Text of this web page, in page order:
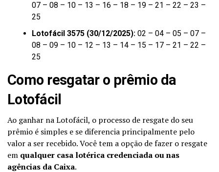
07 – 08 – 10 – 13 – 16 – 18 – 19 – 21 – 22 – 23 –
25
Lotofácil 3575 (30/12/2025): 02 – 04 – 05 – 07 –
08 – 09 – 10 – 12 – 13 – 14 – 15 – 17 – 21 – 22 –
25
Como resgatar o prêmio da
Lotofácil
Ao ganhar na Lotofácil, o processo de resgate do seu
prêmio é simples e se diferencia principalmente pelo
valor a ser recebido. Você tem a opção de fazer o resgate
em qualquer casa lotérica credenciada ou nas
agências da Caixa.